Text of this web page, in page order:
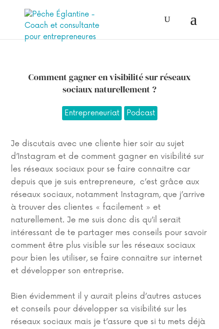
Comment gagner en visibilité sur réseaux
sociaux naturellement ?
Entrepreneuriat Podcast
Je discutais avec une cliente hier soir au sujet
d’Instagram et de comment gagner en visibilité sur
les réseaux sociaux pour se faire connaitre car
depuis que je suis entrepreneure, c’est grâce aux
réseaux sociaux, notamment Instagram, que j’arrive
à trouver des clientes « facilement » et
naturellement. Je me suis donc dis qu’il serait
intéressant de te partager mes conseils pour savoir
comment être plus visible sur les réseaux sociaux
pour bien les utiliser, se faire connaitre sur internet
et développer son entreprise.
Bien évidemment il y aurait pleins d’autres astuces
et conseils pour développer sa visibilité sur les
réseaux sociaux mais je t’assure que si tu mets déjà